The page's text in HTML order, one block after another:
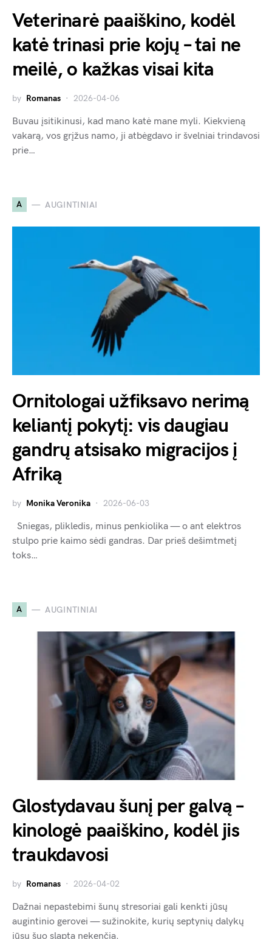
Veterinarė paaiškino, kodėl
katė trinasi prie kojų – tai ne
meilė, o kažkas visai kita
by Romanas 2026-04-06
Buvau įsitikinusi, kad mano katė mane myli. Kiekvieną
vakarą, vos grįžus namo, ji atbėgdavo ir švelniai trindavosi
prie…
A AUGINTINIAI
Ornitologai užfiksavo nerimą
keliantį pokytį: vis daugiau
gandrų atsisako migracijos į
Afriką
by Monika Veronika 2026-06-03
Sniegas, plikledis, minus penkiolika — o ant elektros
stulpo prie kaimo sėdi gandras. Dar prieš dešimtmetį
toks…
A AUGINTINIAI
Glostydavau šunį per galvą –
kinologė paaiškino, kodėl jis
traukdavosi
by Romanas 2026-04-02
Dažnai nepastebimi šunų stresoriai gali kenkti jūsų
augintinio gerovei — sužinokite, kurių septynių dalykų
jūsų šuo slapta nekenčia.